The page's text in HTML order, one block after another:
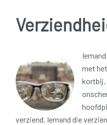
met
kortbij.
verziend. Iemand die